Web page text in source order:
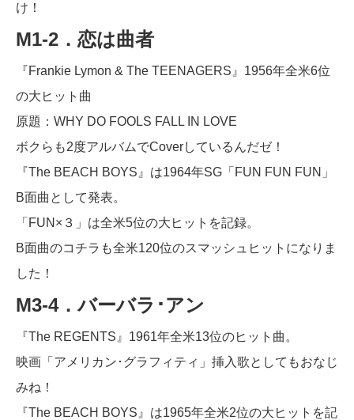
け！
M1-2．恋は曲者
『Frankie Lymon & The TEENAGERS』1956年全米6位
の大ヒット曲
原題：WHY DO FOOLS FALL IN LOVE
ボクらも2度アルバムでCoverしているんだゼ！
『The BEACH BOYS』は1964年SG「FUN FUN FUN」
B面曲として発表。
「FUN×３」は全米5位の大ヒットを記録。
B面曲のコチラも全米120位のスマッシュヒットになりま
した！
M3-4．バーバラ･アン
『The REGENTS』1961年全米13位のヒット曲。
映画「アメリカン･グラフィティ」挿入歌としてもおなじ
みね！
『The BEACH BOYS』は1965年全米2位の大ヒットを記